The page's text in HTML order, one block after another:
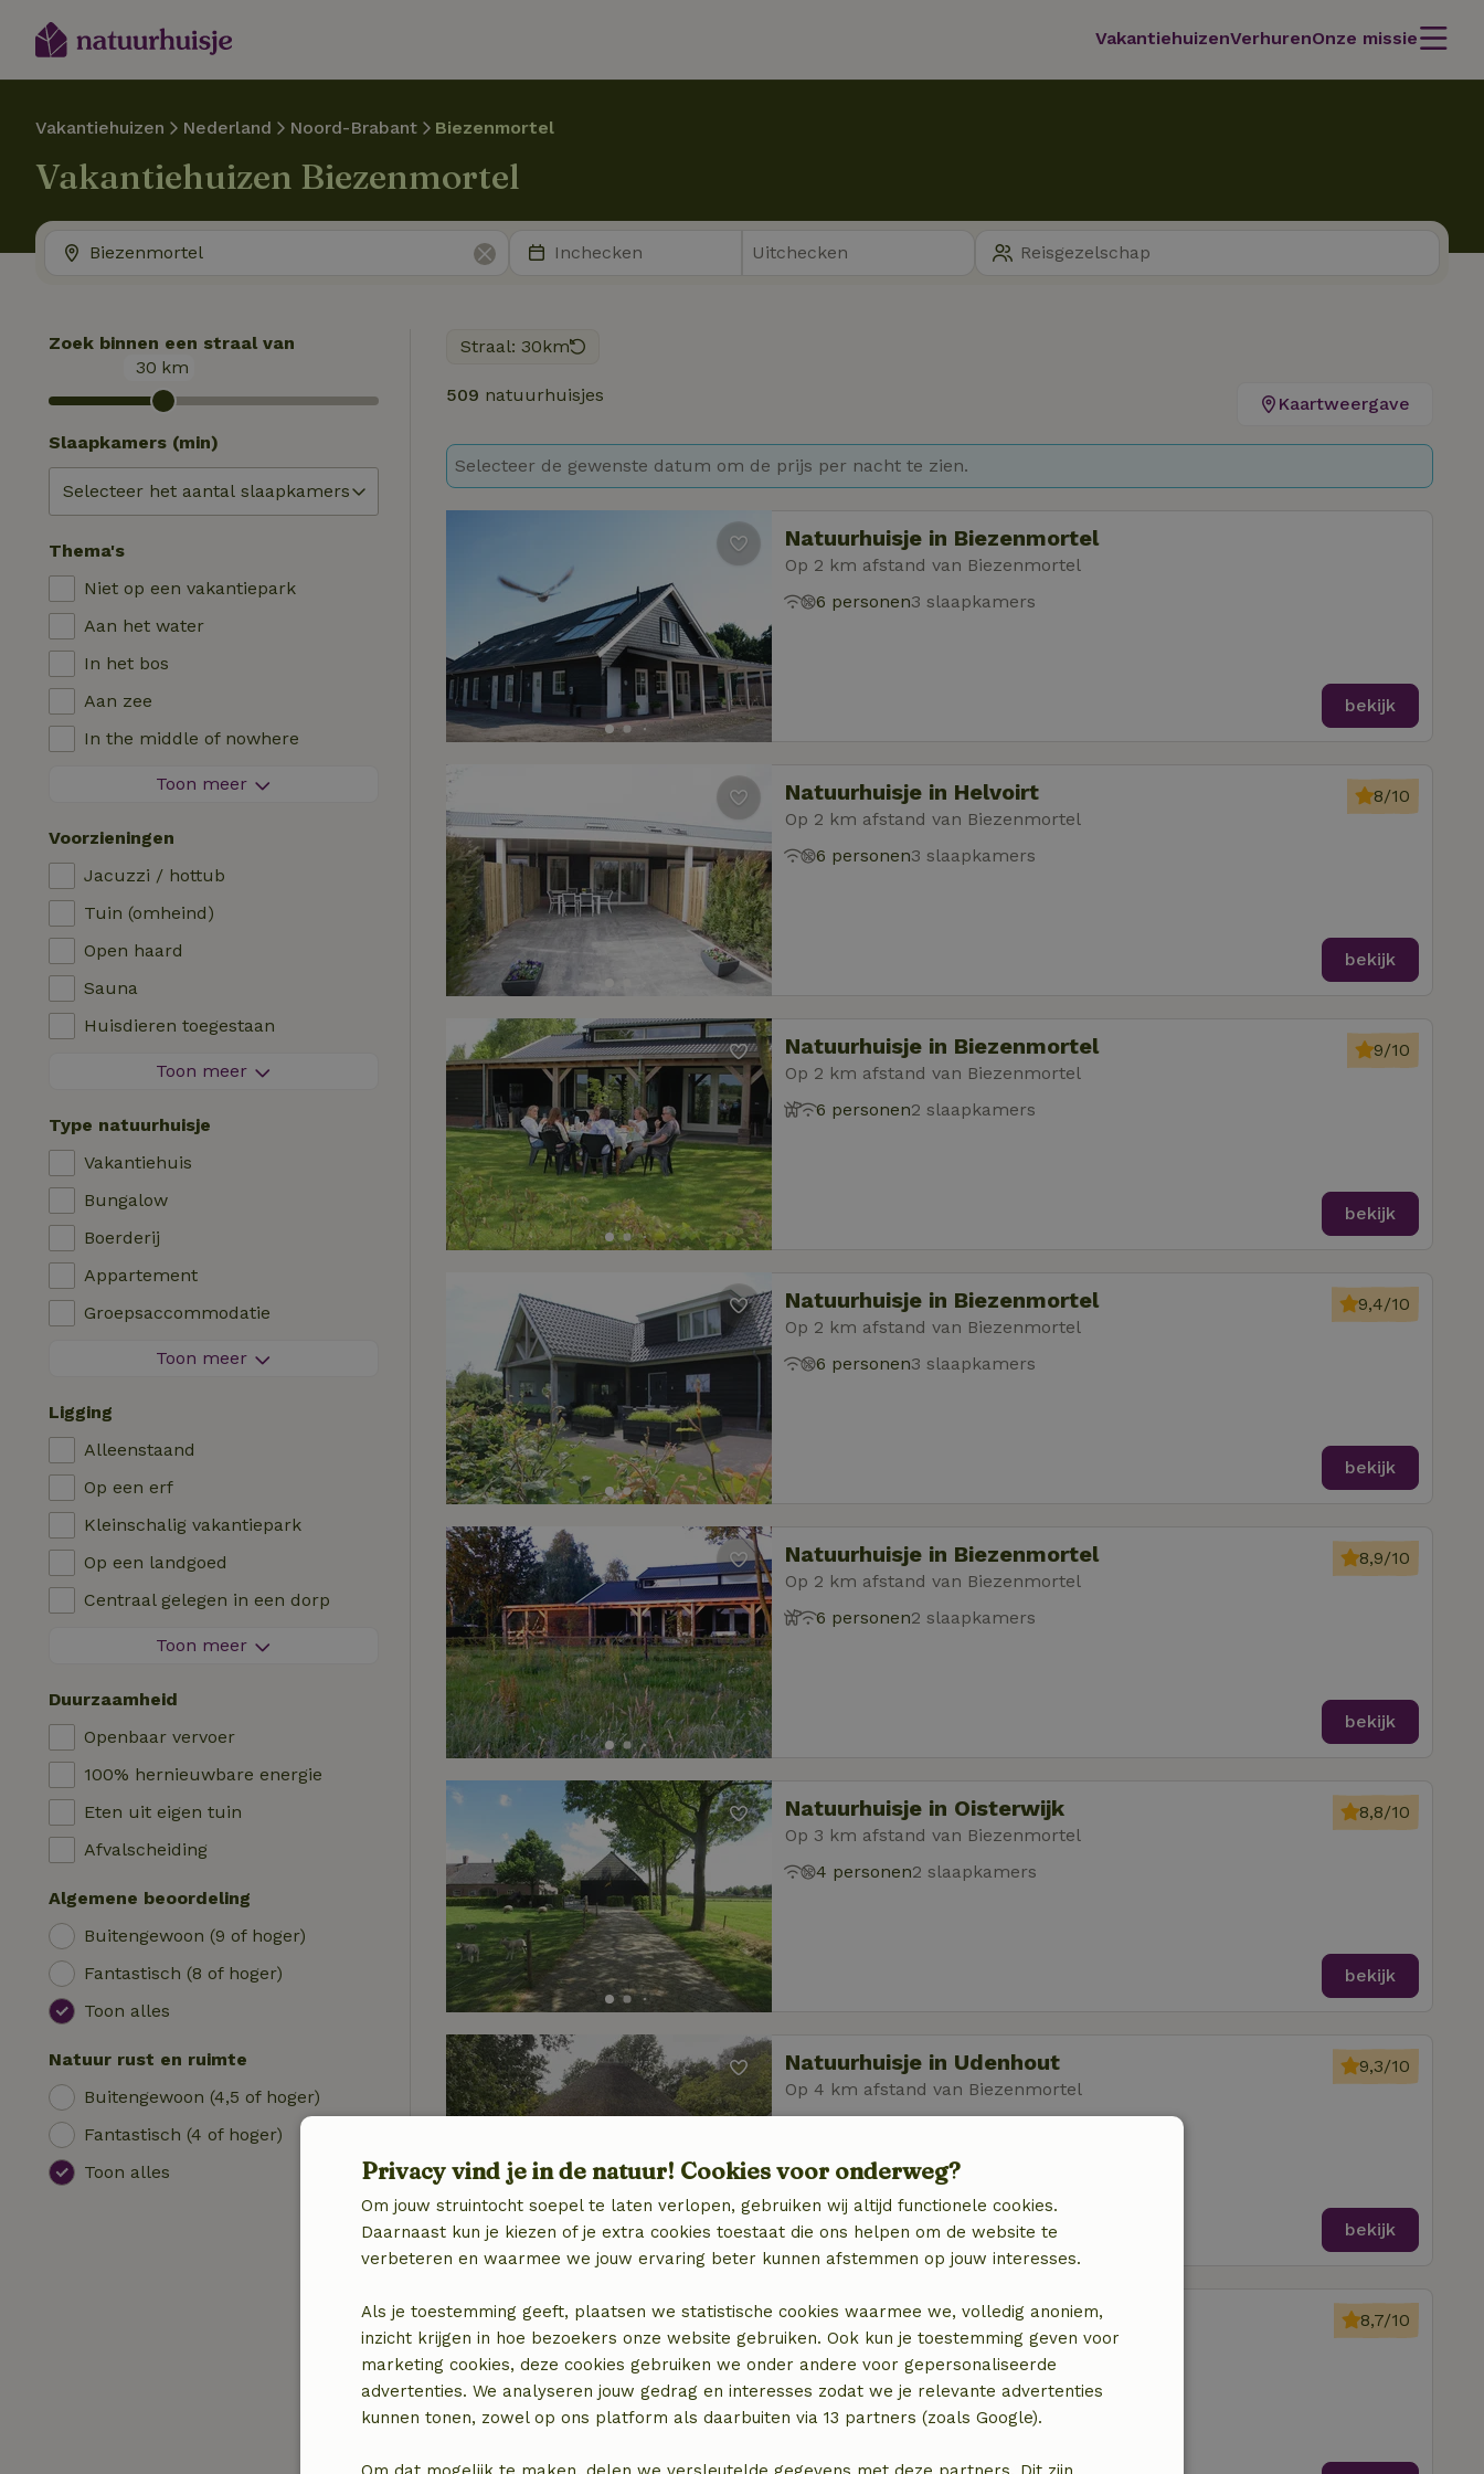
VakantiehuizenVerhurenOnze missie
Vakantiehuizen Nederland Noord-Brabant Biezenmortel
Vakantiehuizen Biezenmortel
Straal: 30km
509 natuurhuisjes Kaartweergave
Selecteer de gewenste datum om de prijs per nacht te zien.
Natuurhuisje in Biezenmortel
Op 2 km afstand van Biezenmortel
6 personen3 slaapkamers
bekijk
Natuurhuisje in Helvoirt
Op 2 km afstand van Biezenmortel
8/10
6 personen3 slaapkamers
bekijk
Natuurhuisje in Biezenmortel
Op 2 km afstand van Biezenmortel
9/10
6 personen2 slaapkamers
bekijk
Natuurhuisje in Biezenmortel
Op 2 km afstand van Biezenmortel
9,4/10
6 personen3 slaapkamers
bekijk
Natuurhuisje in Biezenmortel
Op 2 km afstand van Biezenmortel
8,9/10
6 personen2 slaapkamers
bekijk
Natuurhuisje in Oisterwijk
Op 3 km afstand van Biezenmortel
8,8/10
4 personen2 slaapkamers
bekijk
Natuurhuisje in Udenhout
Op 4 km afstand van Biezenmortel
9,3/10
bekijk
Natuurhuisje in Vught
Op 5 km afstand van Biezenmortel
8,7/10
4 personen3 slaapkamers
Zoek binnen een straal van
30 km
Slaapkamers (min)
Thema's
Niet op een vakantiepark
Aan het water
In het bos
Aan zee
In the middle of nowhere
Tussen de velden
In de polder
In de bergen
Helemaal alleen
In een boomgaard
Viswater in de buurt
Toon meer
Voorzieningen
Jacuzzi / hottub
Tuin (omheind)
Open haard
Sauna
Huisdieren toegestaan
Vuurwerkvrije omgeving
Direct boekbaar
Wasmachine
Afwasmachine
Tuinmeubilair
Internettoegang (WiFi)
Koel-/vriescombinatie
Tv
Internet
Barbecue
Verwarming (CV)
Kinderstoel
Auto laadpaal
Zwembad (gemeenschappelijk)
Rolstoel toegankelijk
Zwembad (privé)
Toon meer
Type natuurhuisje
Vakantiehuis
Bungalow
Boerderij
Appartement
Groepsaccommodatie
Tiny house
Landhuis
Chalet
Villa
Glamping
Blokhut
Logies
Pipowagen
Safaritent
Kampeerplek
Boot
Toon meer
Ligging
Alleenstaand
Op een erf
Kleinschalig vakantiepark
Op een landgoed
Centraal gelegen in een dorp
Aan de rand van een dorp
Toon meer
Duurzaamheid
Openbaar vervoer
100% hernieuwbare energie
Eten uit eigen tuin
Afvalscheiding
Algemene beoordeling
Buitengewoon (9 of hoger)
Fantastisch (8 of hoger)
Toon alles
Natuur rust en ruimte
Buitengewoon (4,5 of hoger)
Fantastisch (4 of hoger)
Toon alles
Privacy vind je in de natuur! Cookies voor onderweg?
Om jouw struintocht soepel te laten verlopen, gebruiken wij altijd functionele cookies.
Daarnaast kun je kiezen of je extra cookies toestaat die ons helpen om de website te
verbeteren en waarmee we jouw ervaring beter kunnen afstemmen op jouw interesses.
Als je toestemming geeft, plaatsen we statistische cookies waarmee we, volledig anoniem,
inzicht krijgen in hoe bezoekers onze website gebruiken. Ook kun je toestemming geven voor
marketing cookies, deze cookies gebruiken we onder andere voor gepersonaliseerde
advertenties. We analyseren jouw gedrag en interesses zodat we je relevante advertenties
kunnen tonen, zowel op ons platform als daarbuiten via 13 partners (zoals Google).